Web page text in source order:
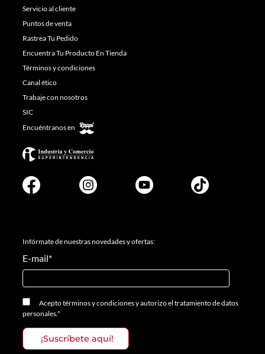
Servicio al cliente
Puntos de venta
Rastrea Tu Pedido
Encuentra Tu Producto En Tienda
Términos y condiciones
Canal ético
Trabaje con nosotros
SIC
Encuéntranos en
Infórmate de nuestras novedades y ofertas:
E-mail*
Aceptotérminos y condicionesyautorizo el tratamiento de datos
personales.*